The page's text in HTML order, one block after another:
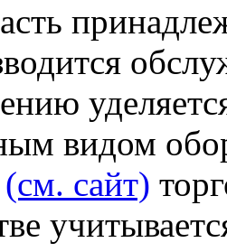
видом
(см. сайт)